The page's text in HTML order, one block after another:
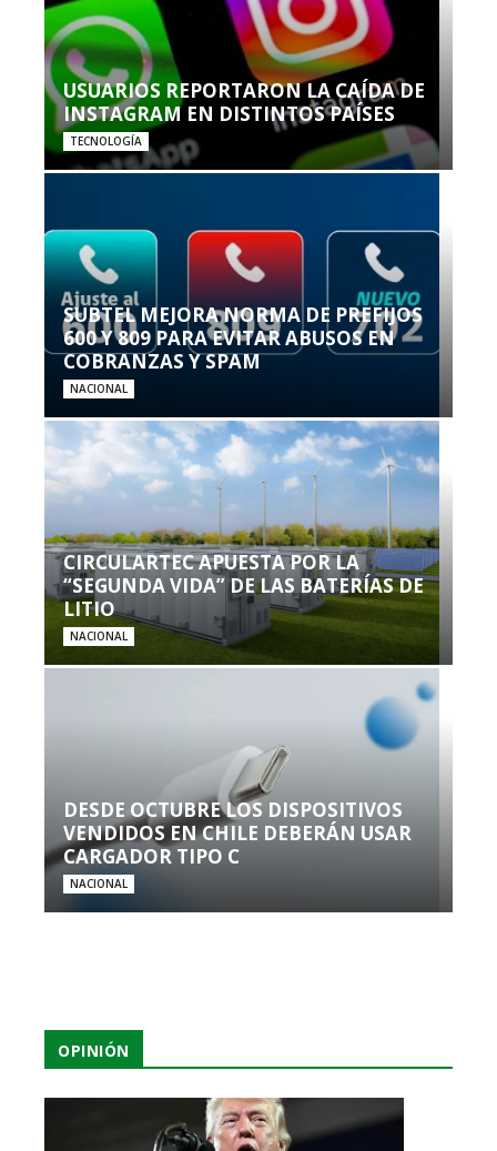
USUARIOS REPORTARON LA CAÍDA DE
INSTAGRAM EN DISTINTOS PAÍSES
TECNOLOGÍA
SUBTEL MEJORA NORMA DE PREFIJOS
600 Y 809 PARA EVITAR ABUSOS EN
COBRANZAS Y SPAM
NACIONAL
CIRCULARTEC APUESTA POR LA
“SEGUNDA VIDA” DE LAS BATERÍAS DE
LITIO
NACIONAL
DESDE OCTUBRE LOS DISPOSITIVOS
VENDIDOS EN CHILE DEBERÁN USAR
CARGADOR TIPO C
NACIONAL
OPINIÓN